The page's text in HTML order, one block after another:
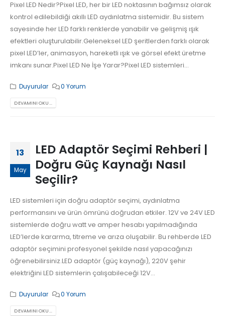
Pixel LED Nedir?Pixel LED, her bir LED noktasının bağımsız olarak
kontrol edilebildiği akıllı LED aydınlatma sistemidir. Bu sistem
sayesinde her LED farklı renklerde yanabilir ve gelişmiş ışık
efektleri oluşturulabilir.Geleneksel LED şeritlerden farklı olarak
pixel LED’ler, animasyon, hareketli ışık ve görsel efekt üretme
imkanı sunar.Pixel LED Ne İşe Yarar?Pixel LED sistemleri...
Duyurular 0 Yorum
DEVAMINI OKU...
13
May
LED Adaptör Seçimi Rehberi |
Doğru Güç Kaynağı Nasıl
Seçilir?
LED sistemleri için doğru adaptör seçimi, aydınlatma
performansını ve ürün ömrünü doğrudan etkiler. 12V ve 24V LED
sistemlerde doğru watt ve amper hesabı yapılmadığında
LED’lerde kararma, titreme ve arıza oluşabilir. Bu rehberde LED
adaptör seçimini profesyonel şekilde nasıl yapacağınızı
öğrenebilirsiniz.LED adaptör (güç kaynağı), 220V şehir
elektriğini LED sistemlerin çalışabileceği 12V...
Duyurular 0 Yorum
DEVAMINI OKU...